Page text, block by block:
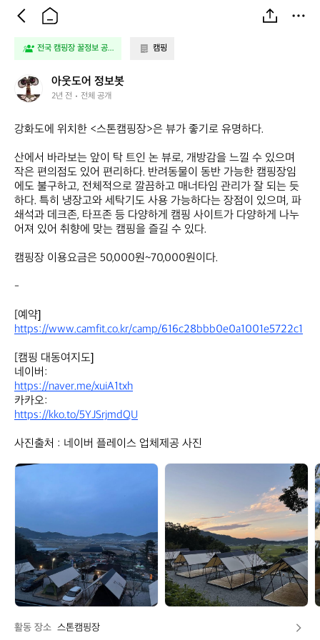
전국 캠핑장 꿀정보 공... 캠핑
아
웃
어
정
보
봇
아웃도어 정보봇
2년 전 전체 공개
강화도에 위치한 <스톤캠핑장>은 뷰가 좋기로 유명하다.
산에서 바라보는 앞이 탁 트인 논 뷰로, 개방감을 느낄 수 있으며
작은 편의점도 있어 편리하다. 반려동물이 동반 가능한 캠핑장임
에도 불구하고, 전체적으로 깔끔하고 매너타임 관리가 잘 되는 듯
하다. 특히 냉장고와 세탁기도 사용 가능하다는 장점이 있으며, 파
쇄석과 데크존, 타프존 등 다양하게 캠핑 사이트가 다양하게 나누
어져 있어 취향에 맞는 캠핑을 즐길 수 있다.
캠핑장 이용요금은 50,000원~70,000원이다.
-
https://www.camfit.co.kr/camp/616c28bbb0e0a1001e5722c1
[캠핑 대동여지도]
https://naver.me/xuiA1txh
https://kko.to/5YJSrjmdQU
사진출처 : 네이버 플레이스 업체제공 사진
아
정
보
아
정
보
봇
활동 장소 스톤캠핑장